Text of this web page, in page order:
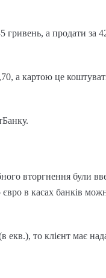
гривень, а продати за
а картою це
вторгнення були
в касах банків
то клієнт має